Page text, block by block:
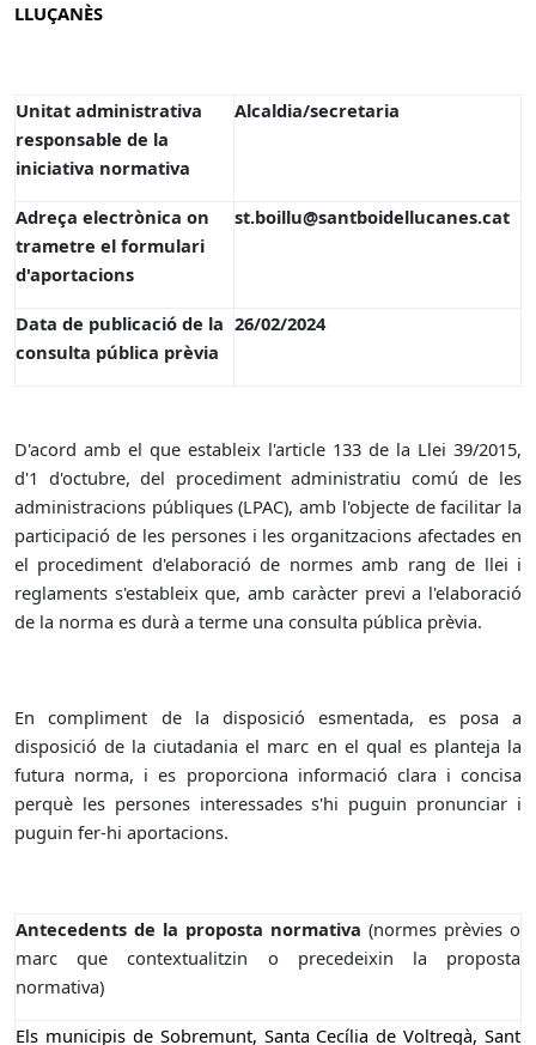
LLUÇANÈS
Unitat administrativa
responsable de la
iniciativa normativa
Alcaldia/secretaria
Adreça electrònica on
trametre el formulari
d'aportacions
st.boillu@santboidellucanes.cat
Data de publicació de la
consulta pública prèvia
26/02/2024
D'acord amb el que estableix l'article 133 de la Llei 39/2015,
d'1 d'octubre, del procediment administratiu comú de les
administracions públiques (LPAC), amb l'objecte de facilitar la
participació de les persones i les organitzacions afectades en
el procediment d'elaboració de normes amb rang de llei i
reglaments s'estableix que, amb caràcter previ a l'elaboració
de la norma es durà a terme una consulta pública prèvia.
En compliment de la disposició esmentada, es posa a
disposició de la ciutadania el marc en el qual es planteja la
futura norma, i es proporciona informació clara i concisa
perquè les persones interessades s'hi puguin pronunciar i
puguin fer-hi aportacions.
Antecedents de la proposta normativa (normes prèvies o
marc que contextualitzin o precedeixin la proposta
normativa)
Els municipis de Sobremunt, Santa Cecília de Voltregà, Sant